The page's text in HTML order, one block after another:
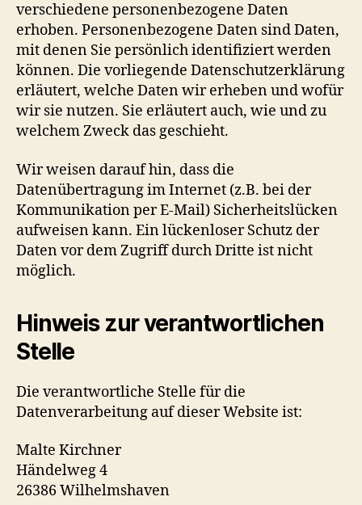
verschiedene personenbezogene Daten
erhoben. Personenbezogene Daten sind Daten,
mit denen Sie persönlich identifiziert werden
können. Die vorliegende Datenschutzerklärung
erläutert, welche Daten wir erheben und wofür
wir sie nutzen. Sie erläutert auch, wie und zu
welchem Zweck das geschieht.
Wir weisen darauf hin, dass die
Datenübertragung im Internet (z.B. bei der
Kommunikation per E-Mail) Sicherheitslücken
aufweisen kann. Ein lückenloser Schutz der
Daten vor dem Zugriff durch Dritte ist nicht
möglich.
Hinweis zur verantwortlichen
Stelle
Die verantwortliche Stelle für die
Datenverarbeitung auf dieser Website ist:
Malte Kirchner
Händelweg 4
26386 Wilhelmshaven